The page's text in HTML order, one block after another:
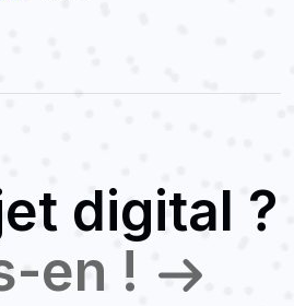
digital ?
en !